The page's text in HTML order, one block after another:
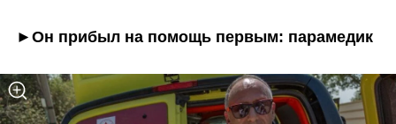
►Он прибыл на помощь первым: парамедик